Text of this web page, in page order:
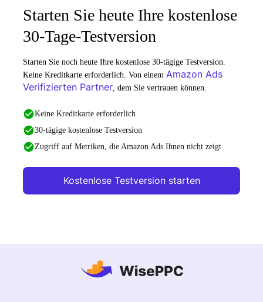
Starten Sie heute Ihre kostenlose
30-Tage-Testversion
Starten Sie noch heute Ihre kostenlose 30-tägige Testversion.
Keine Kreditkarte erforderlich. Von einem Amazon Ads
Verifizierten Partner , dem Sie vertrauen können.
Keine Kreditkarte erforderlich
30-tägige kostenlose Testversion
Zugriff auf Metriken, die Amazon Ads Ihnen nicht zeigt
Kostenlose Testversion starten